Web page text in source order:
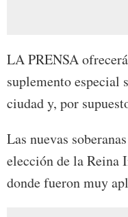
LA PRENSA
suplemento especial
ciudad y, por
Las nuevas
elección de la Reina
donde fueron muy